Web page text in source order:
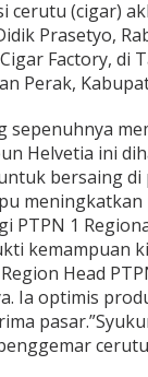
cerutu (cigar)
Prasetyo,
Factory, di
Perak,
sepenuhnya
Helvetia ini
bersaing di
PTPN 1
kemampuan
Head
Ia optimis